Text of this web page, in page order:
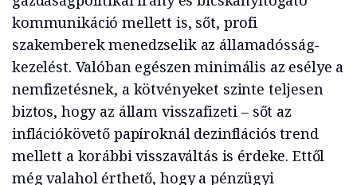
kommunikáció mellett is, sőt, profi
szakemberek menedzselik az államadósság-
kezelést. Valóban egészen minimális az esélye a
nemfizetésnek, a kötvényeket szinte teljesen
biztos, hogy az állam visszafizeti – sőt az
inflációkövető papíroknál dezinflációs trend
mellett a korábbi visszaváltás is érdeke. Ettől
még valahol érthető, hogy a pénzügyi